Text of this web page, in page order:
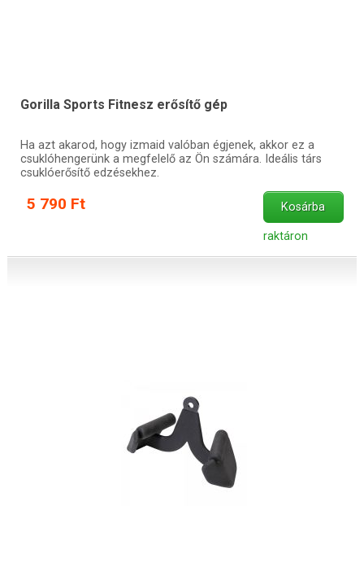
Gorilla Sports Fitnesz erősítő gép
Ha azt akarod, hogy izmaid valóban égjenek, akkor ez a
csuklóhengerünk a megfelelő az Ön számára. Ideális társ
csuklóerősítő edzésekhez.
5 790 Ft Kosárba
raktáron